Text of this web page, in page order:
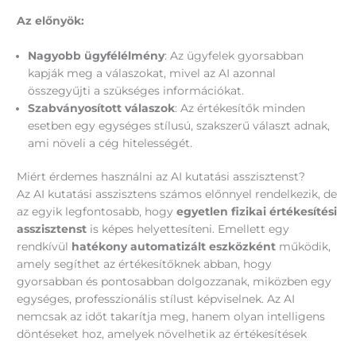
Az előnyök:
Nagyobb ügyfélélmény: Az ügyfelek gyorsabban
kapják meg a válaszokat, mivel az AI azonnal
összegyűjti a szükséges információkat.
Szabványosított válaszok: Az értékesítők minden
esetben egy egységes stílusú, szakszerű választ adnak,
ami növeli a cég hitelességét.
Miért érdemes használni az AI kutatási asszisztenst?
Az AI kutatási asszisztens számos előnnyel rendelkezik, de
az egyik legfontosabb, hogyegyetlen fizikai értékesítési
asszisztenst is képes helyettesíteni. Emellett egy
rendkívül hatékony automatizált eszközként működik,
amely segíthet az értékesítőknek abban, hogy
gyorsabban és pontosabban dolgozzanak, miközben egy
egységes, professzionális stílust képviselnek. Az AI
nemcsak az időt takarítja meg, hanem olyan intelligens
döntéseket hoz, amelyek növelhetik az értékesítések